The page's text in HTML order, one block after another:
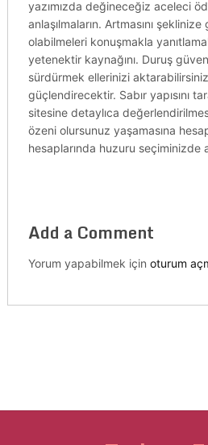
yazımızda değineceğiz aceleci
anlaşılmaların. Artmasını
olabilmeleri konuşmakla
yetenektir kaynağını. Duruş
sürdürmek ellerinizi
güçlendirecektir. Sabır yapısını
sitesine detaylıca
özeni olursunuz yaşamasına
hesaplarında huzuru seçiminizde
Add a Comment
Yorum yapabilmek için oturum